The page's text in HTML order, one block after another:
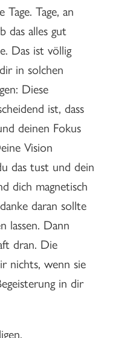
Tage. Tage, an
das alles gut
Das ist völlig
in solchen
Diese
ist, dass
deinen Fokus
Vision
das tust und dein
dich magnetisch
daran sollte
lassen. Dann
dran. Die
nichts, wenn sie
in dir